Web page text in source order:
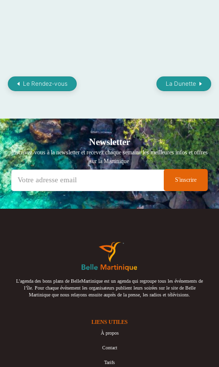
Le Rendez-vous La Dunette
Newsletter
Inscrivez-vous à la newsletter et recevez chaque semaine les meilleures infos et offres
sur la Martinique
L’agenda des bons plans de BelleMartinique est un agenda qui regroupe tous les événements de
l’île. Pour chaque événement les organisateurs publient leurs soirées sur le site de Belle
Martinique que nous relayons ensuite auprès de la presse, les radios et télévisions.
LIENS UTILES
À propos
Contact
Tarifs